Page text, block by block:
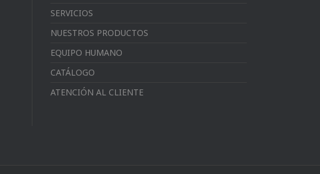
SERVICIOS
NUESTROS PRODUCTOS
EQUIPO HUMANO
CATÁLOGO
ATENCIÓN AL CLIENTE